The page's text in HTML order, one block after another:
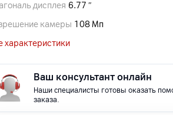
дисплея 6.77 ″
камеры 108 Мп
характеристики
Ваш консультант онлайн
Наши специалисты готовы оказать
заказа.